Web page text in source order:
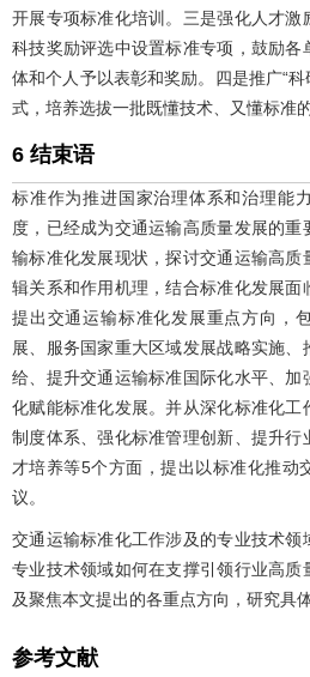
开展专项标准化培训。三是强化人才
科技奖励评选中设置标准专项，鼓励各
体和个人予以表彰和奖励。四是推广“
式，培养选拔一批既懂技术、又懂标准
6 结束语
标准作为推进国家治理体系和治理能
度，已经成为交通运输高质量发展的
输标准化发展现状，探讨交通运输高质
辑关系和作用机理，结合标准化发展面
提出交通运输标准化发展重点方向，
展、服务国家重大区域发展战略实施
给、提升交通运输标准国际化水平、
化赋能标准化发展。并从深化标准化
制度体系、强化标准管理创新、提升行
才培养等5个方面，提出以标准化推动
议。
交通运输标准化工作涉及的专业技术领
专业技术领域如何在支撑引领行业高质
及聚焦本文提出的各重点方向，研究具
参考文献